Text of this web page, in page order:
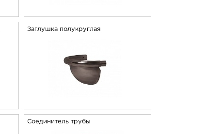
Заглушка полукруглая
Соединитель трубы